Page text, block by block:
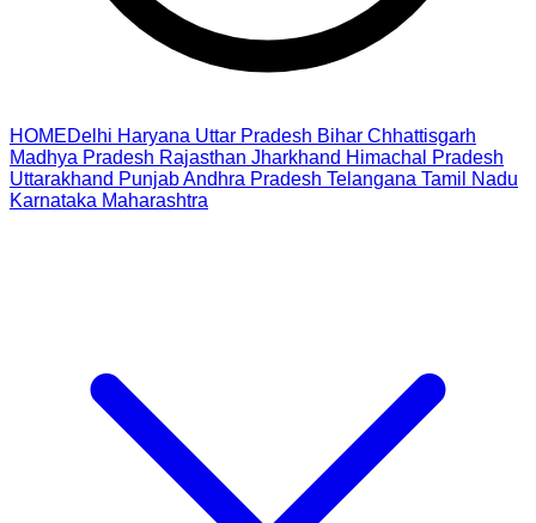
HOMEDelhi Haryana Uttar Pradesh Bihar Chhattisgarh
Madhya Pradesh Rajasthan Jharkhand Himachal Pradesh
Uttarakhand PunjabAndhra Pradesh Telangana Tamil Nadu
Karnataka Maharashtra